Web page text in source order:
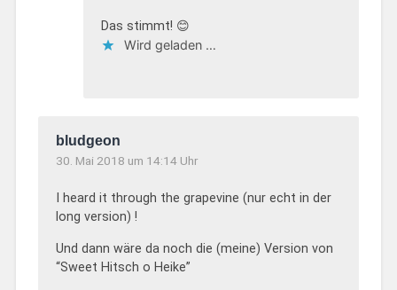
Das stimmt! 😊
Wird geladen …
bludgeon
30. Mai 2018 um 14:14 Uhr
I heard it through the grapevine (nur echt in der
long version) !
Und dann wäre da noch die (meine) Version von
“Sweet Hitsch o Heike”